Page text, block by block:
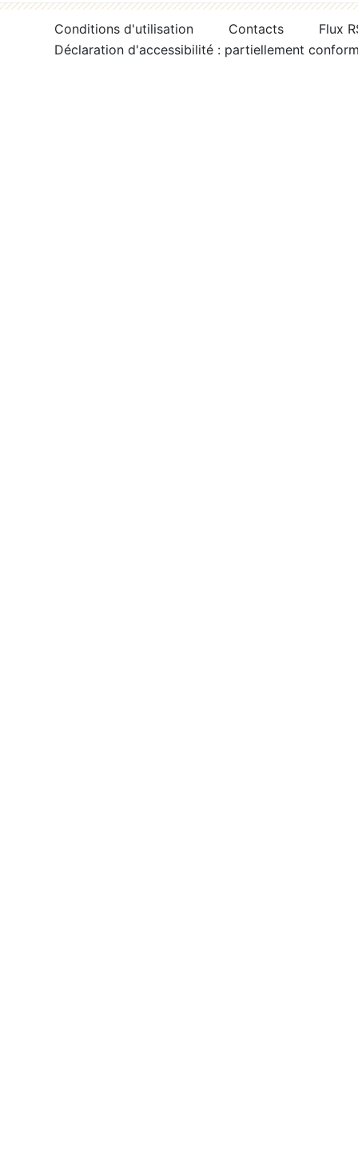
Conditions d'utilisation Contacts
Flux
Déclaration d'accessibilité : partiellement